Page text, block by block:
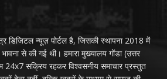
डिजिटल न्यूज़ पोर्टल है, जिसकी स्थापना 2018 में
से की गई थी। हमारा मुख्यालय गोंडा (उत्तर
24x7 सक्रिय रहकर विश्वसनीय समाचार प्रस्तुत